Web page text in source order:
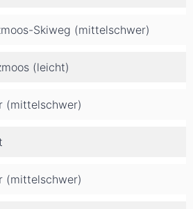
Skiweg (mittelschwer)
(leicht)
(mittelschwer)
(mittelschwer)